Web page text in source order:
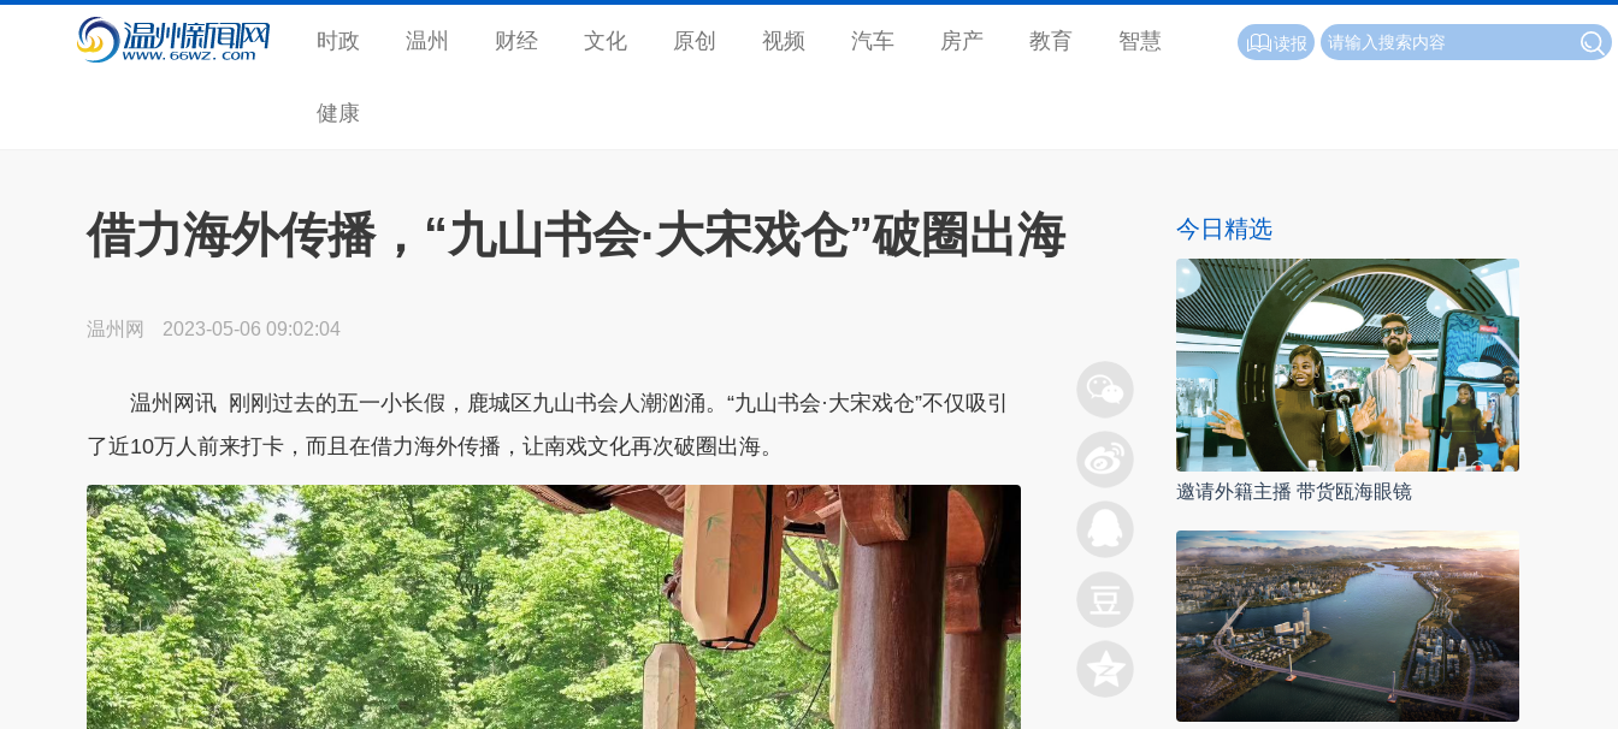
时政 温州 财经 文化 原创 视频 汽车 房产 教育 智慧
健康
读报
借力海外传播，“九山书会·大宋戏仓”破圈出海
温州网 2023-05-06 09:02:04
温州网讯 刚刚过去的五一小长假，鹿城区九山书会人潮汹涌。“九山书会·大宋戏仓”不仅吸引
了近10万人前来打卡，而且在借力海外传播，让南戏文化再次破圈出海。
今日精选
邀请外籍主播 带货瓯海眼镜